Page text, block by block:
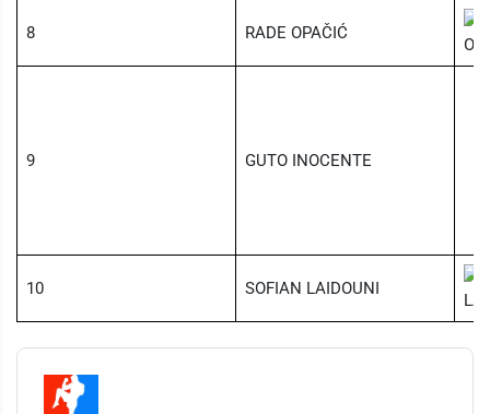
8 RADE OPAČIĆ
9 GUTO INOCENTE
10 SOFIAN LAIDOUNI